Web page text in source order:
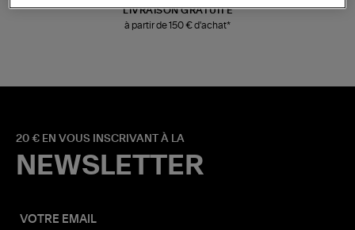
LIVRAISON GRATUITE
à partir de 150 € d'achat*
20 € EN VOUS INSCRIVANT À LA
NEWSLETTER